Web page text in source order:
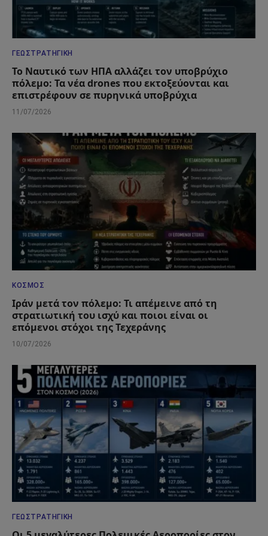
ΓΕΩΣΤΡΑΤΗΓΙΚΉ
Το Ναυτικό των ΗΠΑ αλλάζει τον υποβρύχιο
πόλεμο: Τα νέα drones που εκτοξεύονται και
επιστρέφουν σε πυρηνικά υποβρύχια
11/07/2026
ΚΌΣΜΟΣ
Ιράν μετά τον πόλεμο: Τι απέμεινε από τη
στρατιωτική του ισχύ και ποιοι είναι οι
επόμενοι στόχοι της Τεχεράνης
10/07/2026
ΓΕΩΣΤΡΑΤΗΓΙΚΉ